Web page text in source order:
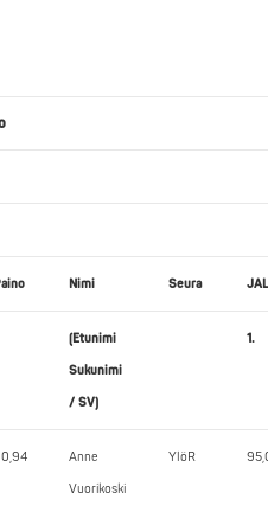
Nimi Seura
(Etunimi
Sukunimi
/ SV)
1.
Anne
Vuorikoski
YlöR